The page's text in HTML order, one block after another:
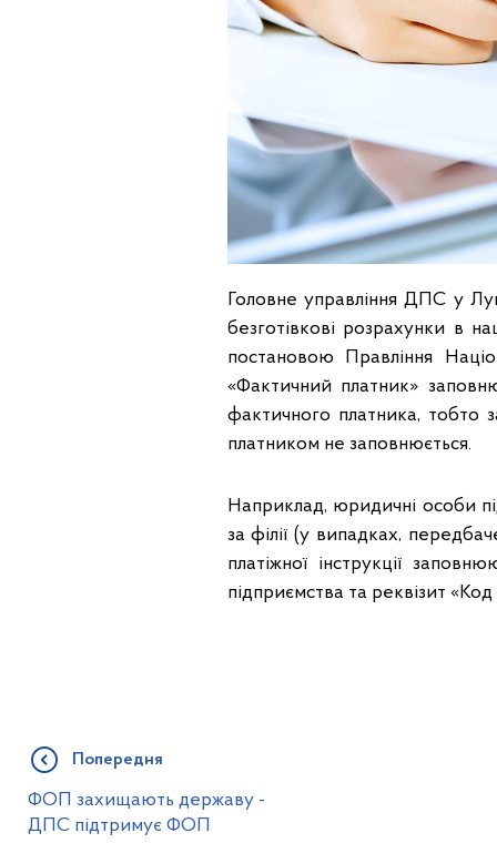
Головне управління ДПС у
безготівкові розрахунки в
постановою Правління
«Фактичний платник»
фактичного платника, тобто
платником не заповнюється.
Наприклад, юридичні особи
за філії (у випадках,
платіжної інструкції
підприємства та реквізит
Попередня
ФОП захищають державу -
ДПС підтримує ФОП